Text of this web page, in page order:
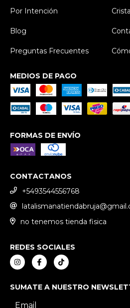
Por Intención
Blog
Preguntas Frecuentes
MEDIOS DE PAGO
FORMAS DE ENVÍO
CONTACTANOS
+5493544556768
no tenemos tienda fisica
REDES SOCIALES
SUMATE A NUESTRO